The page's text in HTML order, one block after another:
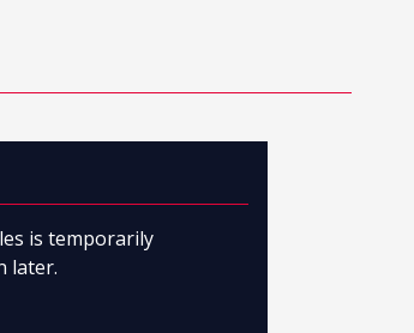
is temporarily
later.